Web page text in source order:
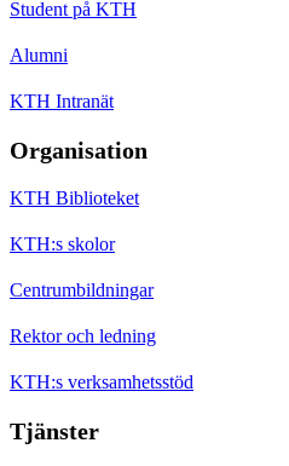
Student på KTH
Alumni
KTH Intranät
Organisation
KTH Biblioteket
KTH:s skolor
Centrumbildningar
Rektor och ledning
KTH:s verksamhetsstöd
Tjänster